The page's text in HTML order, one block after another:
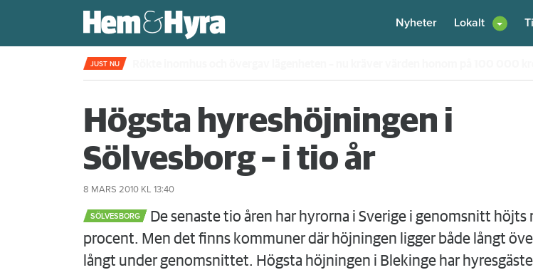
Nyheter Lokalt
JUST NU
Högsta hyreshöjningen i
Sölvesborg – i tio år
8 MARS 2010 KL 13:40
SÖLVESBORG
De senaste tio åren har hyrorna i Sverige i genomsnitt höjts
procent. Men det finns kommuner där höjningen ligger både långt
långt under genomsnittet. Högsta höjningen i Blekinge har